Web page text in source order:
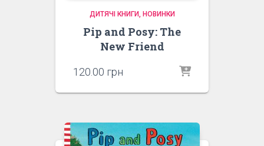
ДИТЯЧІ КНИГИ НОВИНКИ
Pip and Posy: The
New Friend
120.00 грн